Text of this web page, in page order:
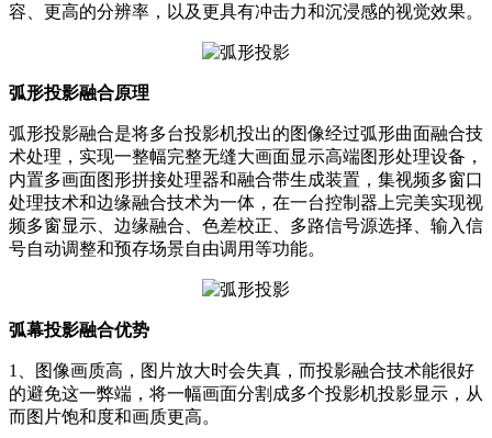
容、更高的分辨率，以及更具有冲击力和沉浸感的视觉效果。
弧形投影融合原理
弧形投影融合是将多台投影机投出的图像经过弧形曲面融合技
术处理，实现一整幅完整无缝大画面显示高端图形处理设备，
内置多画面图形拼接处理器和融合带生成装置，集视频多窗口
处理技术和边缘融合技术为一体，在一台控制器上完美实现视
频多窗显示、边缘融合、色差校正、多路信号源选择、输入信
号自动调整和预存场景自由调用等功能。
弧幕投影融合优势
1、图像画质高，图片放大时会失真，而投影融合技术能很好
的避免这一弊端，将一幅画面分割成多个投影机投影显示，从
而图片饱和度和画质更高。